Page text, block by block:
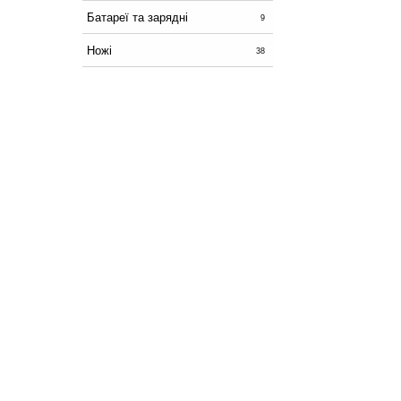
Батареї та зарядні 9
Ножі 38